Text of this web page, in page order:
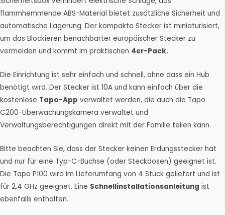
flammhemmende ABS-Material bietet zusätzliche Sicherheit und
automatische Lagerung. Der kompakte Stecker ist miniaturisiert,
um das Blockieren benachbarter europäischer Stecker zu
vermeiden und kommt im praktischen 4er-Pack.
Die Einrichtung ist sehr einfach und schnell, ohne dass ein Hub
benötigt wird. Der Stecker ist 10A und kann einfach über die
kostenlose Tapo-App verwaltet werden, die auch die Tapo
C200-Überwachungskamera verwaltet und
Verwaltungsberechtigungen direkt mit der Familie teilen kann.
Bitte beachten Sie, dass der Stecker keinen Erdungsstecker hat
und nur für eine Typ-C-Buchse (oder Steckdosen) geeignet ist.
Die Tapo P100 wird im Lieferumfang von 4 Stück geliefert und ist
für 2,4 GHz geeignet. Eine Schnellinstallationsanleitung ist
ebenfalls enthalten.